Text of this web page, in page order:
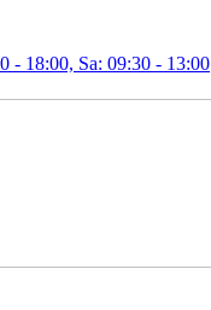
- 18:00, Sa: 09:30 - 13:00